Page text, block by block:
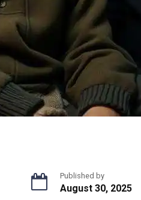
Published by
August 30, 2025